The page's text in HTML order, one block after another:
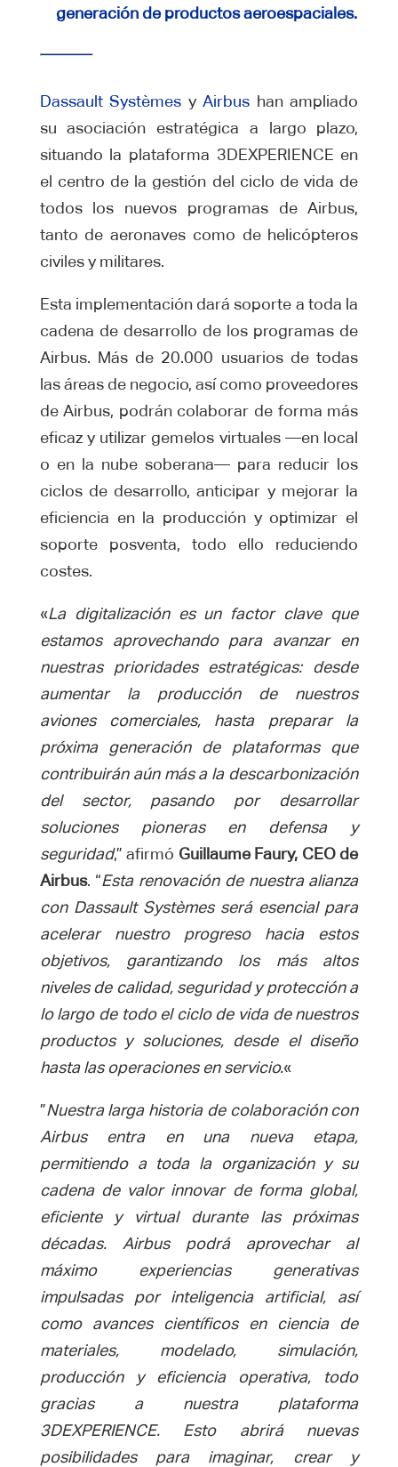
generación de productos aeroespaciales.
Dassault Systèmes yAirbus han ampliado
su asociación estratégica a largo plazo,
situando la plataforma 3DEXPERIENCE en
el centro de la gestión del ciclo de vida de
todos los nuevos programas de Airbus,
tanto de aeronaves como de helicópteros
civiles y militares.
Esta implementación dará soporte a toda la
cadena de desarrollo de los programas de
Airbus. Más de 20.000 usuarios de todas
las áreas de negocio, así como proveedores
de Airbus, podrán colaborar de forma más
eficaz y utilizar gemelos virtuales —en local
o en la nube soberana— para reducir los
ciclos de desarrollo, anticipar y mejorar la
eficiencia en la producción y optimizar el
soporte posventa, todo ello reduciendo
costes.
«La digitalización es un factor clave que
estamos aprovechando para avanzar en
nuestras prioridades estratégicas: desde
aumentar la producción de nuestros
aviones comerciales, hasta preparar la
próxima generación de plataformas que
contribuirán aún más a la descarbonización
del sector, pasando por desarrollar
soluciones pioneras en defensa y
seguridad,” afirmó Guillaume Faury, CEO de
Airbus. “Esta renovación de nuestra alianza
con Dassault Systèmes será esencial para
acelerar nuestro progreso hacia estos
objetivos, garantizando los más altos
niveles de calidad, seguridad y protección a
lo largo de todo el ciclo de vida de nuestros
productos y soluciones, desde el diseño
hasta las operaciones en servicio.«
”Nuestra larga historia de colaboración con
Airbus entra en una nueva etapa,
permitiendo a toda la organización y su
cadena de valor innovar de forma global,
eficiente y virtual durante las próximas
décadas. Airbus podrá aprovechar al
máximo experiencias generativas
impulsadas por inteligencia artificial, así
como avances científicos en ciencia de
materiales, modelado, simulación,
producción y eficiencia operativa, todo
gracias a nuestra plataforma
3DEXPERIENCE. Esto abrirá nuevas
posibilidades para imaginar, crear y